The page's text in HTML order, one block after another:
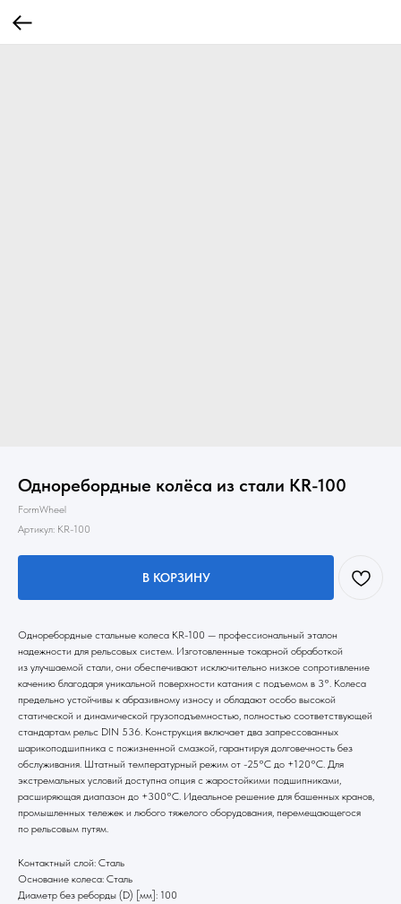
Одноребордные колёса из стали KR-100
FormWheel
Артикул: KR-100
В КОРЗИНУ
Одноребордные стальные колеса KR-100 — профессиональный эталон
надежности для рельсовых систем. Изготовленные токарной обработкой
из улучшаемой стали, они обеспечивают исключительно низкое сопротивление
качению благодаря уникальной поверхности катания с подъемом в 3°. Колеса
предельно устойчивы к абразивному износу и обладают особо высокой
статической и динамической грузоподъемностью, полностью соответствующей
стандартам рельс DIN 536. Конструкция включает два запрессованных
шарикоподшипника с пожизненной смазкой, гарантируя долговечность без
обслуживания. Штатный температурный режим от -25°C до +120°C. Для
экстремальных условий доступна опция с жаростойкими подшипниками,
расширяющая диапазон до +300°C. Идеальное решение для башенных кранов,
промышленных тележек и любого тяжелого оборудования, перемещающегося
по рельсовым путям.
Контактный слой: Сталь
Основание колеса: Сталь
Диаметр без реборды (D) [мм]: 100